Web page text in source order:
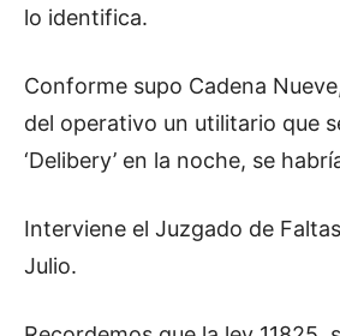
lo identifica.
Conforme supo Cadena
del operativo un utilitario que
‘Delibery’ en la noche, se
Interviene el Juzgado de
Julio.